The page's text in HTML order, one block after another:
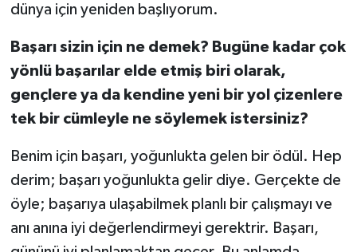
dünya için yeniden başlıyorum.
Başarı sizin için ne demek? Bugüne kadar çok
yönlü başarılar elde etmiş biri olarak,
gençlere ya da kendine yeni bir yol çizenlere
tek bir cümleyle ne söylemek istersiniz?
Benim için başarı, yoğunlukta gelen bir ödül. Hep
derim; başarı yoğunlukta gelir diye. Gerçekte de
öyle; başarıya ulaşabilmek planlı bir çalışmayı ve
anı anına iyi değerlendirmeyi gerektrir. Başarı,